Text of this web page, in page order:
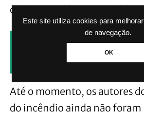
Este site utiliza cookies para
de navegação.
OK
onde a ocorrência seria
CLIQUE AQUI PARA
PELO WHATSAPP SEM
Até o momento, os autores
do incêndio ainda não foram